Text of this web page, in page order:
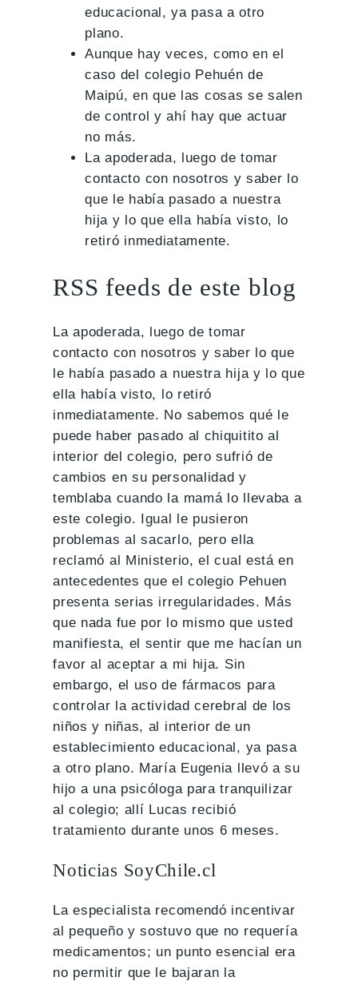
educacional, ya pasa a otro
plano.
Aunque hay veces, como en el
caso del colegio Pehuén de
Maipú, en que las cosas se salen
de control y ahí hay que actuar
no más.
La apoderada, luego de tomar
contacto con nosotros y saber lo
que le había pasado a nuestra
hija y lo que ella había visto, lo
retiró inmediatamente.
RSS feeds de este blog
La apoderada, luego de tomar
contacto con nosotros y saber lo que
le había pasado a nuestra hija y lo que
ella había visto, lo retiró
inmediatamente. No sabemos qué le
puede haber pasado al chiquitito al
interior del colegio, pero sufrió de
cambios en su personalidad y
temblaba cuando la mamá lo llevaba a
este colegio. Igual le pusieron
problemas al sacarlo, pero ella
reclamó al Ministerio, el cual está en
antecedentes que el colegio Pehuen
presenta serias irregularidades. Más
que nada fue por lo mismo que usted
manifiesta, el sentir que me hacían un
favor al aceptar a mi hija. Sin
embargo, el uso de fármacos para
controlar la actividad cerebral de los
niños y niñas, al interior de un
establecimiento educacional, ya pasa
a otro plano. María Eugenia llevó a su
hijo a una psicóloga para tranquilizar
al colegio; allí Lucas recibió
tratamiento durante unos 6 meses.
Noticias SoyChile.cl
La especialista recomendó incentivar
al pequeño y sostuvo que no requería
medicamentos; un punto esencial era
no permitir que le bajaran la